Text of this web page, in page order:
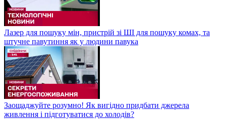
Лазер для пошуку мін, пристрій зі ШІ для пошуку комах, та
штучне павутиння як у людини павука
Заощаджуйте розумно! Як вигідно придбати джерела
живлення і підготуватися до холодів?